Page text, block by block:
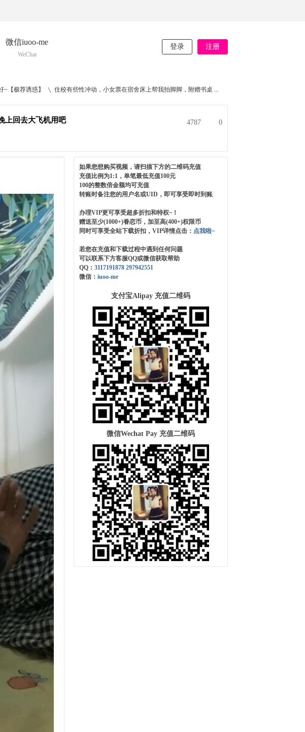
微信iuoo-me
WeChat
登录 注册
~【极荐诱惑】 住校有些性冲动，小女票在宿舍床上帮我拍脚脚，附赠书桌 ...
上回去大飞机用吧 0
4787
如果您想购买视频，请扫描下方的二维码充值
充值比例为1:1，单笔最低充值100元
100的整数倍金额均可充值
转账时备注您的用户名或UID，即可享受即时到账
办理VIP更可享受超多折扣和特权~！
赠送至少(1000+)眷恋币，加至高(400+)权限币
同时可享受全站下载折扣，VIP详情点击： 点我啦~
若您在充值和下载过程中遇到任何问题
可以联系下方客服QQ或微信获取帮助
QQ： 3117191878 297942551
微信： iuoo-me
支付宝Alipay 充值二维码
微信Wechat Pay 充值二维码